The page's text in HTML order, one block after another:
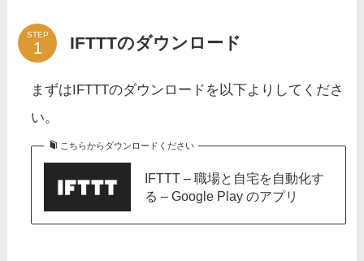
STEP IFTTTのダウンロード
まずはIFTTTのダウンロードを以下よりしてくださ
い。
こちらからダウンロードください
IFTTT – 職場と自宅を自動化す
る – Google Play のアプリ